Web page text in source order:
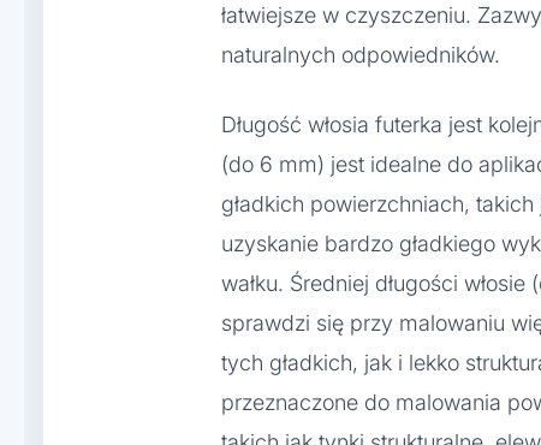
łatwiejsze w czyszczeniu.
naturalnych odpowiedników.
Długość włosia futerka jest
(do 6 mm) jest idealne do
gładkich powierzchniach,
uzyskanie bardzo gładkiego
wałku. Średniej długości
sprawdzi się przy malowaniu
tych gładkich, jak i lekko
przeznaczone do malowania